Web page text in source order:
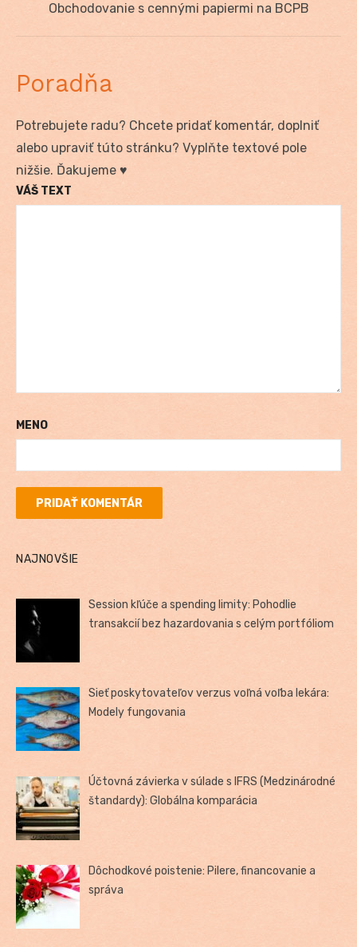
Next
Obchodovanie s cennými papiermi na BCPB
Poradňa
Potrebujete radu? Chcete pridať komentár, doplniť
alebo upraviť túto stránku? Vyplňte textové pole
nižšie. Ďakujeme ♥
VÁŠ TEXT
MENO
NAJNOVŠIE
Session kľúče a spending limity: Pohodlie
transakcií bez hazardovania s celým portfóliom
Sieť poskytovateľov verzus voľná voľba lekára:
Modely fungovania
Účtovná závierka v súlade s IFRS (Medzinárodné
štandardy): Globálna komparácia
Dôchodkové poistenie: Pilere, financovanie a
správa